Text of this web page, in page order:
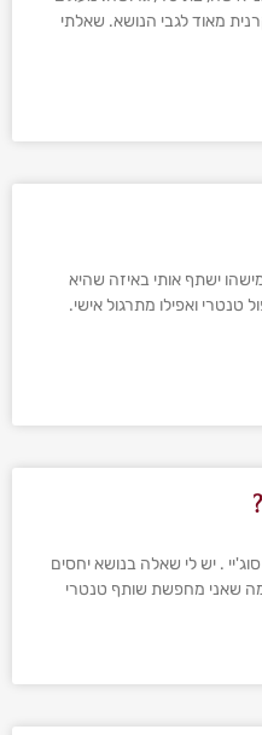
מאוד לגבי הנושא. שאלתי
ישתף אותי באיזה שהיא
טנטרי ואפילו מתרגול אישי.
. יש לי שאלה בנושא יחסים
מה שאני מחפשת שותף טנטרי